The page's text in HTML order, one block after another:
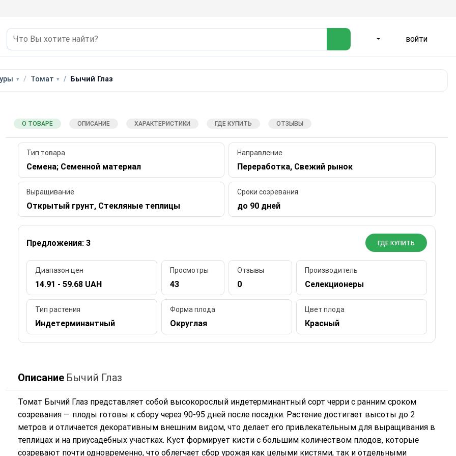
ВОЙТИ
Томат Бычий Глаз
О ТОВАРЕ ОПИСАНИЕ ХАРАКТЕРИСТИКИ ГДЕ КУПИТЬ ОТЗЫВЫ
Тип товара
Семена; Семенной материал
Направление
Переработка, Свежий рынок
Выращивание
Открытый грунт, Стекляные теплицы
Сроки созревания
до 90 дней
Предложения: 3 ГДЕ КУПИТЬ
Диапазон цен
14.91 - 59.68 UAH
Просмотры
43
Отзывы
0
Производитель
Селекционеры
Тип растения
Индетерминантный
Форма плода
Округлая
Цвет плода
Красный
Описание Бычий Глаз
Томат Бычий Глаз представляет собой высокорослый индетерминантный сорт черри с ранним сроком
созревания — плоды готовы к сбору через 90-95 дней после посадки. Растение достигает высоты до 2
метров и отличается декоративным внешним видом, что делает его привлекательным для выращивания в
теплицах и на приусадебных участках. Куст формирует кисти с большим количеством плодов, которые
созревают почти одновременно, что облегчает сбор урожая как целыми кистями, так и отдельными